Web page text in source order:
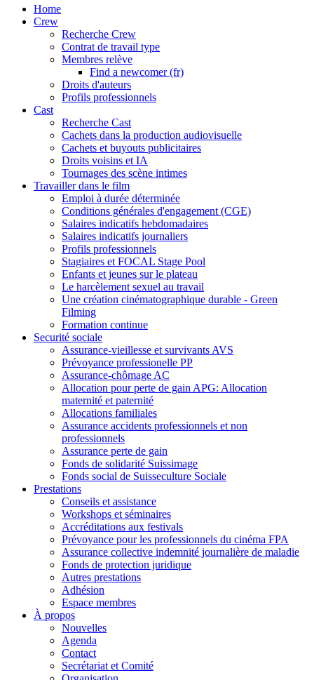
Home
Crew
Recherche Crew
Contrat de travail type
Membres relève
Find a newcomer (fr)
Droits d'auteurs
Profils professionnels
Cast
Recherche Cast
Cachets dans la production audiovisuelle
Cachets et buyouts publicitaires
Droits voisins et IA
Tournages des scène intimes
Travailler dans le film
Emploi à durée déterminée
Conditions générales d'engagement (CGE)
Salaires indicatifs hebdomadaires
Salaires indicatifs journaliers
Profils professionnels
Stagiaires et FOCAL Stage Pool
Enfants et jeunes sur le plateau
Le harcèlement sexuel au travail
Une création cinématographique durable - Green
Filming
Formation continue
Securité sociale
Assurance-vieillesse et survivants AVS
Prévoyance professionelle PP
Assurance-chômage AC
Allocation pour perte de gain APG: Allocation
maternité et paternité
Allocations familiales
Assurance accidents professionnels et non
professionnels
Assurance perte de gain
Fonds de solidarité Suissimage
Fonds social de Suisseculture Sociale
Prestations
Conseils et assistance
Workshops et séminaires
Accréditations aux festivals
Prévoyance pour les professionnels du cinéma FPA
Assurance collective indemnité journalière de maladie
Fonds de protection juridique
Autres prestations
Adhésion
Espace membres
À propos
Nouvelles
Agenda
Contact
Secrétariat et Comité